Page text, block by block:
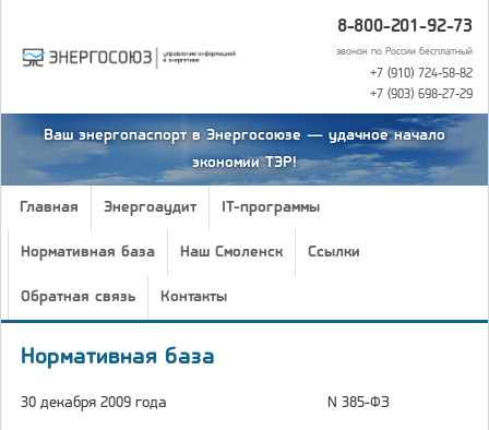
8-800-201-92-73
звонок по России бесплатный
+7 (910) 724-58-82
+7 (903) 698-27-29
Ваш энергопаспорт в Энергосоюзе — удачное начало
экономии ТЭР!
Главная Энергоаудит IT-программы
Нормативная база Наш Смоленск Ссылки
Обратная связь Контакты
Нормативная база
30 декабря 2009 года N 385-ФЗ